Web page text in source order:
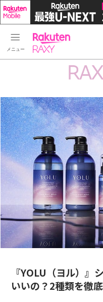
『YOLU（ヨル）』
いいの？2種類を徹